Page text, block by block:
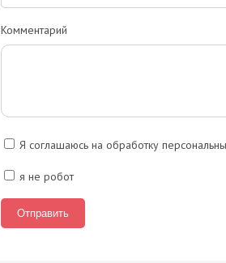
Комментарий
Я соглашаюсь на обработку
я не робот